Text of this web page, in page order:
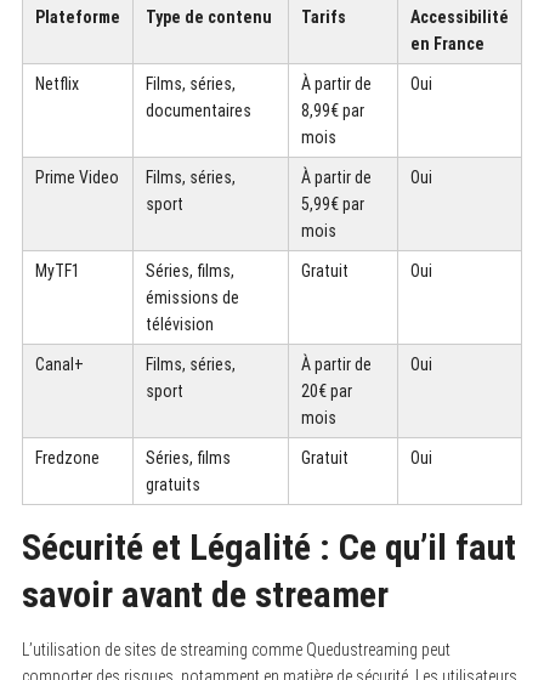
Plateforme Type de contenu Tarifs
Accessibilité
en France
Netflix
Films, séries,
documentaires
À partir de
8,99€ par
mois
Oui
Prime Video
Films, séries,
sport
À partir de
5,99€ par
mois
Oui
MyTF1
Séries, films,
émissions de
télévision
Gratuit Oui
Canal+
Films, séries,
sport
À partir de
20€ par
mois
Oui
Fredzone
Séries, films
gratuits
Gratuit Oui
Sécurité et Légalité : Ce qu’il faut
savoir avant de streamer
L’utilisation de sites de streaming comme Quedustreaming peut